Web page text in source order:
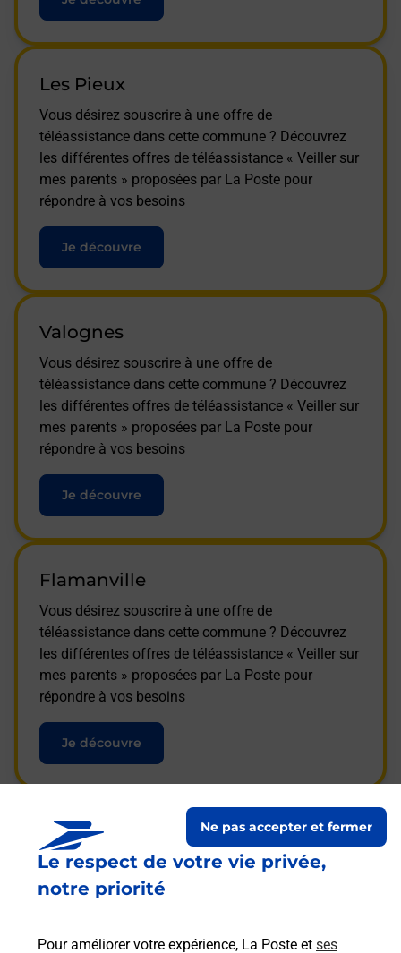
Le respect de votre vie privée,
notre priorité
Pour améliorer votre expérience, La Poste et ses
Ne pas accepter et fermer
Les Pieux
Vous désirez souscrire à une offre de
téléassistance dans cette commune ? Découvrez
les différentes offres de téléassistance « Veiller sur
mes parents » proposées par La Poste pour
répondre à vos besoins
Je découvre
Valognes
Vous désirez souscrire à une offre de
téléassistance dans cette commune ? Découvrez
les différentes offres de téléassistance « Veiller sur
mes parents » proposées par La Poste pour
répondre à vos besoins
Je découvre
Flamanville
Vous désirez souscrire à une offre de
téléassistance dans cette commune ? Découvrez
les différentes offres de téléassistance « Veiller sur
mes parents » proposées par La Poste pour
répondre à vos besoins
Je découvre
Questions fréquemment
posées